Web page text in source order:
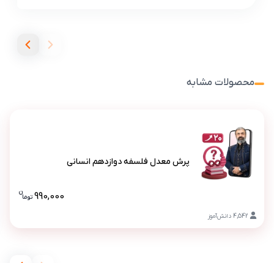
محصولات مشابه
4,542 دانش‌آموز
پرش معدل فلسفه دوازدهم انسانی
990,000 توما
ن
قیمت